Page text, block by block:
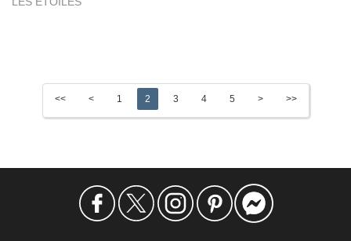
<< < 1 2 3 4 5 > >>